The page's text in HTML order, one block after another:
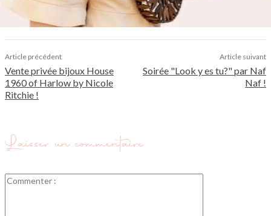
Article précédent
Vente privée bijoux House
1960 of Harlow by Nicole
Ritchie !
Article suivant
Soirée "Look y es tu?" par Naf
Naf !
Laisser un commentaire